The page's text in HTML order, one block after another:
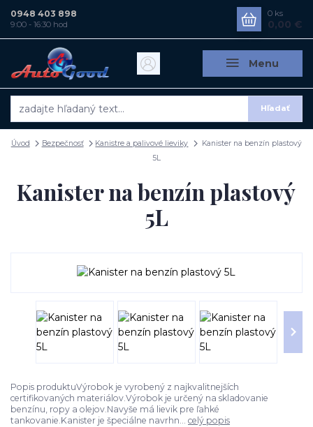
Menu
Hľadať
0948 403 898
9:00 - 16:30 hod
0 ks
0,00 €
Úvod Bezpečnosť Kanistre a palivové lieviky
Kanister na benzín plastový
5L
Kanister na benzín plastový
5L
Popis produktuVýrobok je vyrobený z najkvalitnejších
certifikovaných materiálov.Výrobok je určený na skladovanie
benzínu, ropy a olejov.Navyše má lievik pre ľahké
tankovanie.Kanister je špeciálne navrhn... celý popis